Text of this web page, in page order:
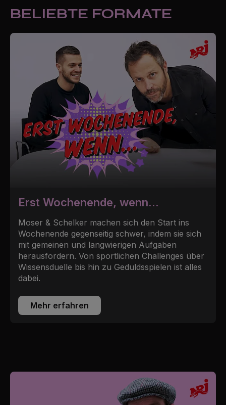
BELIEBTE FORMATE
Erst Wochenende, wenn...
Moser & Schelker machen sich den Start ins
Wochenende gegenseitig schwer, indem sie sich
mit gemeinen und langwierigen Aufgaben
herausfordern. Von sportlichen Challenges über
Wissensduelle bis hin zu Geduldsspielen ist alles
dabei.
Mehr erfahren